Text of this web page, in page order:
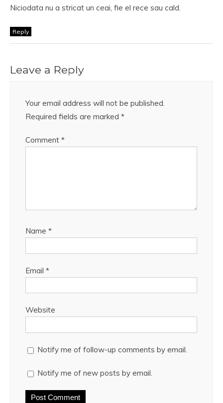
Niciodata nu a stricat un ceai, fie el rece sau cald.
Reply
Leave a Reply
Your email address will not be published.
Required fields are marked *
Comment *
Name *
Email *
Website
Notify me of follow-up comments by email.
Notify me of new posts by email.